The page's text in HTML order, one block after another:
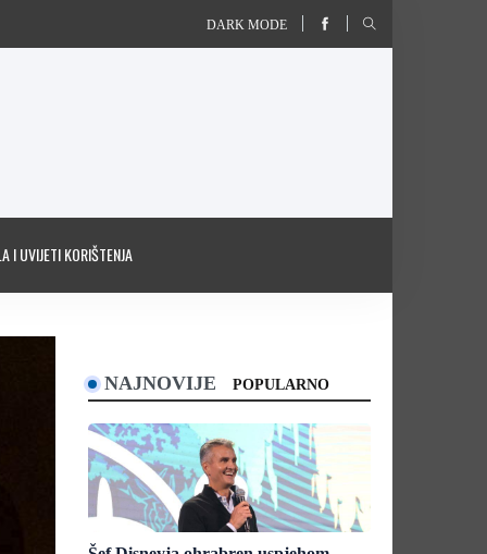
DARK MODE
I UVIJETI KORIŠTENJA
NAJNOVIJE POPULARNO